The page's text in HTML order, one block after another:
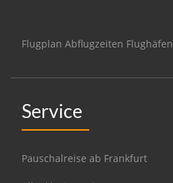
Flugplan Abflugzeiten Flughäfen
Service
Pauschalreise ab Frankfurt